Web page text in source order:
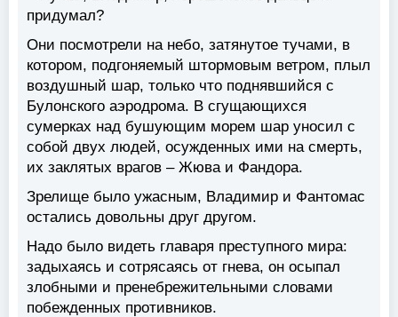
придумал?
Они посмотрели на небо, затянутое тучами, в
котором, подгоняемый штормовым ветром, плыл
воздушный шар, только что поднявшийся с
Булонского аэродрома. В сгущающихся
сумерках над бушующим морем шар уносил с
собой двух людей, осужденных ими на смерть,
их заклятых врагов – Жюва и Фандора.
Зрелище было ужасным, Владимир и Фантомас
остались довольны друг другом.
Надо было видеть главаря преступного мира:
задыхаясь и сотрясаясь от гнева, он осыпал
злобными и пренебрежительными словами
побежденных противников.